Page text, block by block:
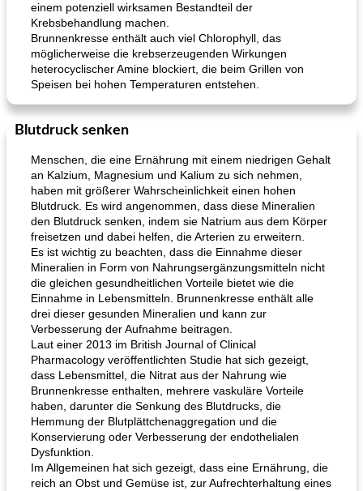
einem potenziell wirksamen Bestandteil der
Krebsbehandlung machen.
Brunnenkresse enthält auch viel Chlorophyll, das
möglicherweise die krebserzeugenden Wirkungen
heterocyclischer Amine blockiert, die beim Grillen von
Speisen bei hohen Temperaturen entstehen.
Blutdruck senken
Menschen, die eine Ernährung mit einem niedrigen Gehalt
an Kalzium, Magnesium und Kalium zu sich nehmen,
haben mit größerer Wahrscheinlichkeit einen hohen
Blutdruck. Es wird angenommen, dass diese Mineralien
den Blutdruck senken, indem sie Natrium aus dem Körper
freisetzen und dabei helfen, die Arterien zu erweitern.
Es ist wichtig zu beachten, dass die Einnahme dieser
Mineralien in Form von Nahrungsergänzungsmitteln nicht
die gleichen gesundheitlichen Vorteile bietet wie die
Einnahme in Lebensmitteln. Brunnenkresse enthält alle
drei dieser gesunden Mineralien und kann zur
Verbesserung der Aufnahme beitragen.
Laut einer 2013 im British Journal of Clinical
Pharmacology veröffentlichten Studie hat sich gezeigt,
dass Lebensmittel, die Nitrat aus der Nahrung wie
Brunnenkresse enthalten, mehrere vaskuläre Vorteile
haben, darunter die Senkung des Blutdrucks, die
Hemmung der Blutplättchenaggregation und die
Konservierung oder Verbesserung der endothelialen
Dysfunktion.
Im Allgemeinen hat sich gezeigt, dass eine Ernährung, die
reich an Obst und Gemüse ist, zur Aufrechterhaltung eines